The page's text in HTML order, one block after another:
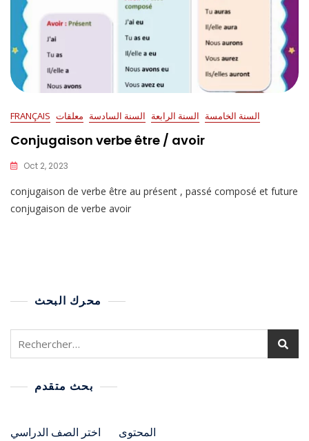
FRANÇAIS السنة الخامسة السنة الرابعة السنة السادسة معلقات
Conjugaison verbe être / avoir
Oct 2, 2023
conjugaison de verbe être au présent , passé composé et future
conjugaison de verbe avoir
محرك البحث
بحث متقدم
اختر الصف الدراسي المحتوى